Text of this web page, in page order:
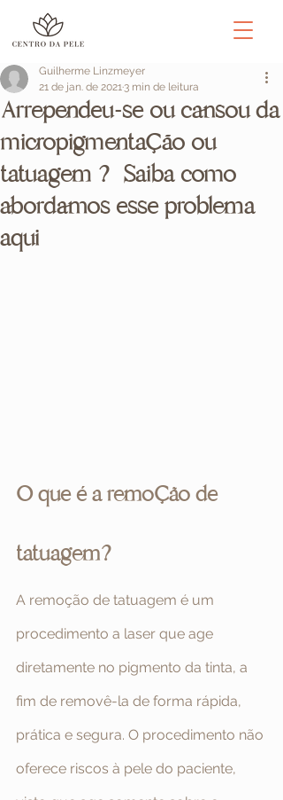
Arrependeu-se ou cansou da
micropigmentação ou
tatuagem ? Saiba como
abordamos esse problema
aqui
Guilherme Linzmeyer
21 de jan. de 20213 min de leitura
O que é a remoção de
tatuagem?
A remoção de tatuagem é um
procedimento a laser que age
diretamente no pigmento da tinta, a
fim de removê-la de forma rápida,
prática e segura. O procedimento não
oferece riscos à pele do paciente,